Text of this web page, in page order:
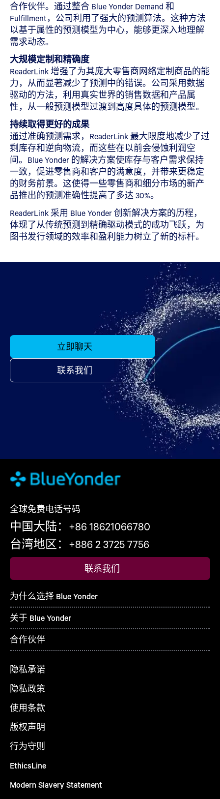
合作伙伴。通过整合 Blue Yonder Demand 和
Fulfillment，公司利用了强大的预测算法。这种方法
以基于属性的预测模型为中心，能够更深入地理解
需求动态。
大规模定制和精确度
ReaderLink 增强了为其庞大零售商网络定制商品的能
力，从而显著减少了预测中的错误。公司采用数据
驱动的方法，利用真实世界的销售数据和产品属
性，从一般预测模型过渡到高度具体的预测模型。
持续取得更好的成果
通过准确预测需求，ReaderLink 最大限度地减少了过
剩库存和逆向物流，而这些在以前会侵蚀利润空
间。Blue Yonder 的解决方案使库存与客户需求保持
一致，促进零售商和客户的满意度，并带来更稳定
的财务前景。这使得一些零售商和细分市场的新产
品推出的预测准确性提高了多达 30%。
ReaderLink 采用 Blue Yonder 创新解决方案的历程，
体现了从传统预测到精确驱动模式的成功飞跃，为
图书发行领域的效率和盈利能力树立了新的标杆。
立即聊天
联系我们
全球免费电话号码
中国大陆：+86 18621066780
台湾地区：+886 2 3725 7756
联系我们
为什么选择 Blue Yonder
关于 Blue Yonder
合作伙伴
隐私承诺
隐私政策
使用条款
版权声明
行为守则
EthicsLine
Modern Slavery Statement